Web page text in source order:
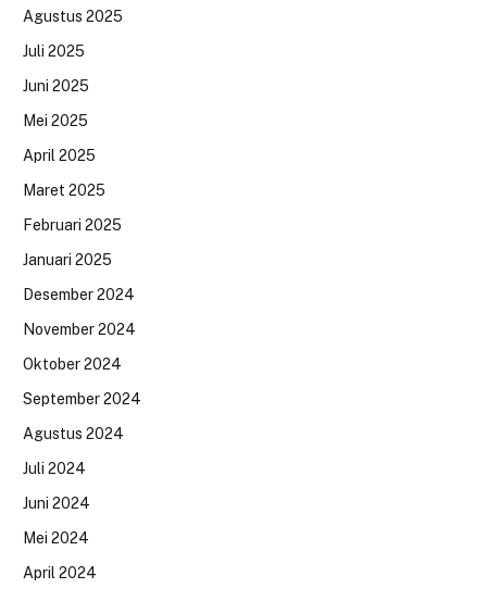
Agustus 2025
Juli 2025
Juni 2025
Mei 2025
April 2025
Maret 2025
Februari 2025
Januari 2025
Desember 2024
November 2024
Oktober 2024
September 2024
Agustus 2024
Juli 2024
Juni 2024
Mei 2024
April 2024